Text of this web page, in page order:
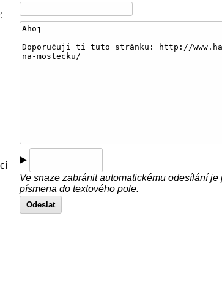
▶
Ve snaze zabránit automatickému odesílání
písmena do textového pole.
Odeslat